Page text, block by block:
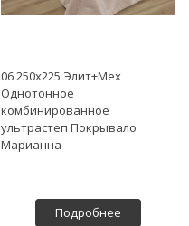
06 250х225 Элит+Мех
Однотонное
комбинированное
ультрастеп Покрывало
Марианна
Подробнее